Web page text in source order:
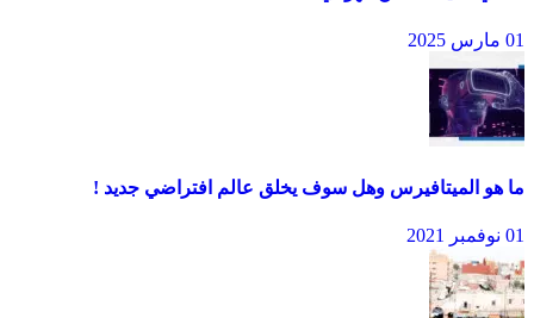
01 مارس 2025
ما هو الميتافيرس وهل سوف يخلق عالم افتراضي جديد !
01 نوفمبر 2021